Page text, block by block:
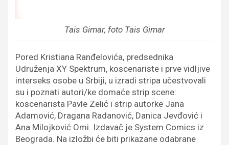
Tais Gimar, foto Tais Gimar
Pored Kristiana Ranđelovića, predsednika
Udruženja XY Spektrum, koscenariste i prve vidljive
interseks osobe u Srbiji, u izradi stripa učestvovali
su i poznati autori/ke domaće strip scene:
koscenarista Pavle Zelić i strip autorke Jana
Adamović, Dragana Radanović, Danica Jevđović i
Ana Milojković Omi. Izdavač je System Comics iz
Beograda. Na izložbi će biti prikazane odabrane